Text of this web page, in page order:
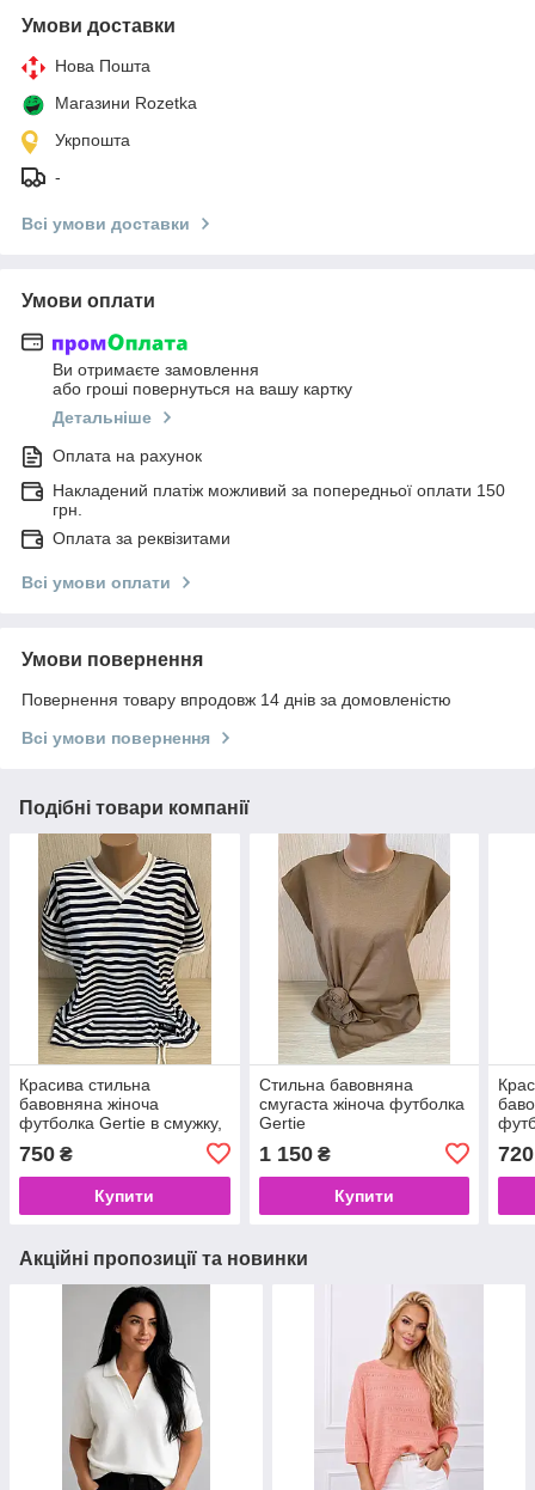
Умови доставки
Нова Пошта
Магазини Rozetka
Укрпошта
-
Всі умови доставки
Умови оплати
Ви отримаєте замовлення
або гроші повернуться на вашу картку
Детальніше
Оплата на рахунок
Накладений платіж можливий за попередньої оплати 150
грн.
Оплата за реквізитами
Всі умови оплати
Умови повернення
Повернення товару впродовж 14 днів за домовленістю
Всі умови повернення
Подібні товари компанії
Красива стильна
бавовняна жіноча
футболка Gertie в смужку,
750 ₴
Купити
Стильна бавовняна
смугаста жіноча футболка
Gertie
1 150₴
Купити
56
720
Акційні пропозиції та новинки